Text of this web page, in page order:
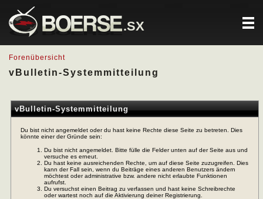
.SX
Forenübersicht
vBulletin-Systemmitteilung
vBulletin-Systemmitteilung
Du bist nicht angemeldet oder du hast keine Rechte diese Seite zu betreten. Dies
könnte einer der Gründe sein:
Du bist nicht angemeldet. Bitte fülle die Felder unten auf der Seite aus und
versuche es erneut.
Du hast keine ausreichenden Rechte, um auf diese Seite zuzugreifen. Dies
kann der Fall sein, wenn du Beiträge eines anderen Benutzers ändern
möchtest oder administrative bzw. andere nicht erlaubte Funktionen
aufrufst.
Du versuchst einen Beitrag zu verfassen und hast keine Schreibrechte
oder wartest noch auf die Aktivierung deiner Registrierung.